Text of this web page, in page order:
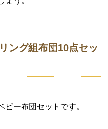
ング組布団10点セッ
ビー布団セットです。